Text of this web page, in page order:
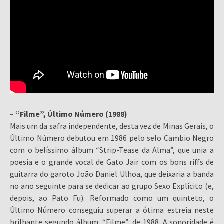
– “Filme”, Último Número (1988)
Mais um da safra independente, desta vez de Minas Gerais, o
Último Número debutou em 1986 pelo selo Cambio Negro
com o belíssimo álbum “Strip-Tease da Alma”, que unia a
poesia e o grande vocal de Gato Jair com os bons riffs de
guitarra do garoto João Daniel Ulhoa, que deixaria a banda
no ano seguinte para se dedicar ao grupo Sexo Explícito (e,
depois, ao Pato Fu). Reformado como um quinteto, o
Último Número conseguiu superar a ótima estreia neste
brilhante segundo álbum, “Filme”, de 1988. A sonoridade é